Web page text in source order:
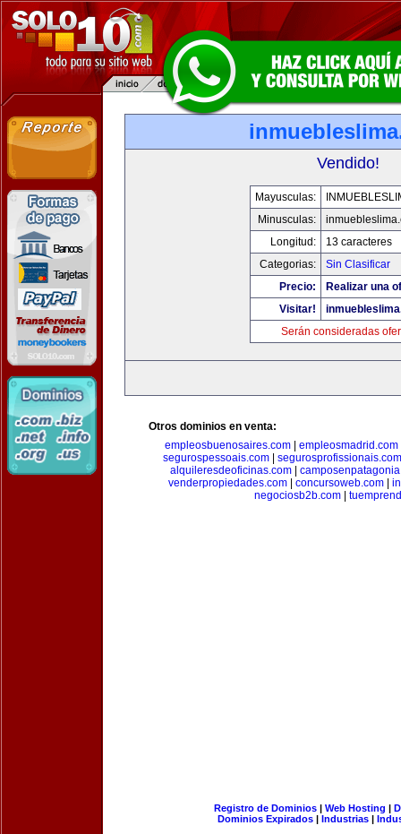
Vendido!
Mayusculas:
Minusculas:
Longitud:
13 caracteres
Categorias:
Sin Clasificar
Precio:
Realizar una
Visitar!
Serán consideradas
Otros dominios en venta:
empleosbuenosaires.com
empleosmadrid.com
segurospessoais.com| segurosprofissionais.com
alquileresdeoficinas.com
venderpropiedades.com
concursoweb.com
negociosb2b.com
Registro de Dominios| Web Hosting |
Dominios Expirados | Industrias |